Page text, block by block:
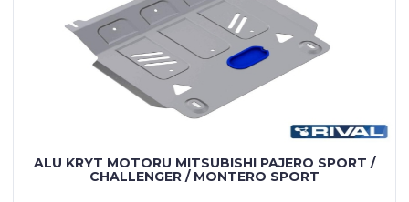
ALU KRYT MOTORU MITSUBISHI PAJERO SPORT /
CHALLENGER / MONTERO SPORT